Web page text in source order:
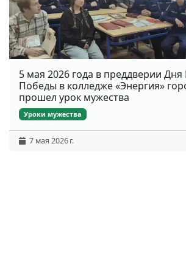
5 мая 2026 года в преддверии Дня
Победы в колледже «Энергия»
прошел урок мужества
Уроки мужества
7 мая 2026 г.